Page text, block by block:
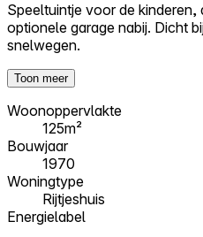
Speeltuintje voor de kinderen,
optionele garage nabij. Dicht
snelwegen.
Toon meer
Woonoppervlakte
125m²
Bouwjaar
1970
Woningtype
Rijtjeshuis
Energielabel